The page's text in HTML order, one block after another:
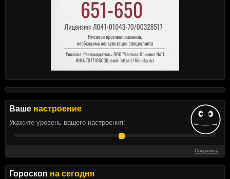
Ваше настроение
Укажите уровень вашего настроения:
Сохранить
Гороскоп на сегодня